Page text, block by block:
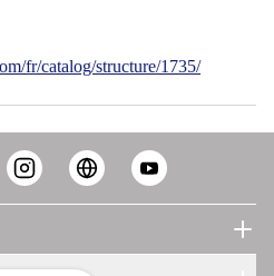
fr/catalog/structure/1735/